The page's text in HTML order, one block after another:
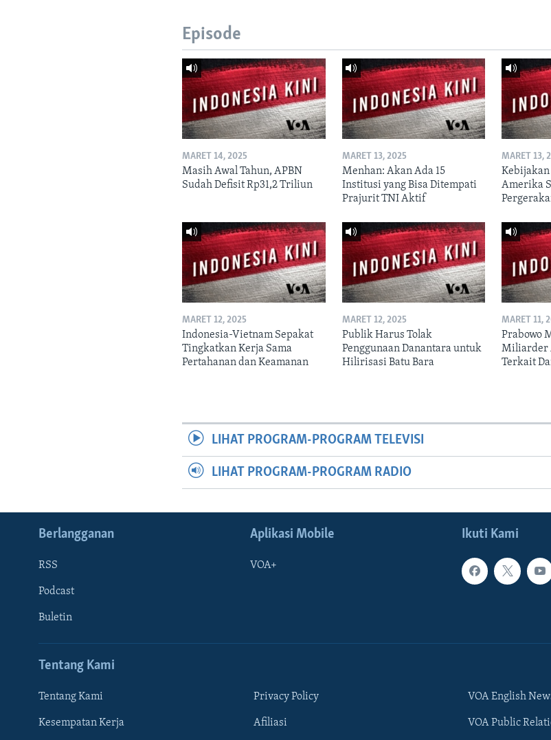
Episode
MARET 14, 2025
Masih Awal Tahun, APBN
Sudah Defisit Rp31,2 Triliun
MARET 13, 2025
Menhan: Akan Ada 15
Institusi yang Bisa Ditempati
Prajurit TNI Aktif
MARET 13,
Kebijakan
Amerika
MARET 12, 2025
Indonesia-Vietnam Sepakat
Tingkatkan Kerja Sama
Pertahanan dan Keamanan
MARET 12, 2025
Publik Harus Tolak
Penggunaan Danantara untuk
Hilirisasi Batu Bara
MARET 11,
Prabowo
Miliarder
Terkait
LIHAT PROGRAM-PROGRAM TELEVISI
LIHAT PROGRAM-PROGRAM RADIO
Ikuti Kami
Berlangganan
RSS
Podcast
Buletin
Aplikasi Mobile
VOA+
Tentang Kami
Tentang Kami
Kesempatan Kerja
Privacy Policy
Afiliasi
VOA English
VOA Public